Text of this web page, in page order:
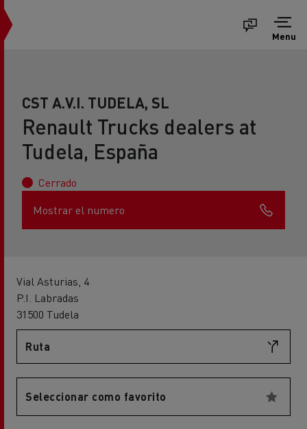
Menu
CST A.V.I. TUDELA, SL
Renault Trucks dealers at
Tudela, España
Cerrado
Mostrar el numero
Vial Asturias, 4
P.I. Labradas
31500 Tudela
Ruta
Seleccionar como favorito